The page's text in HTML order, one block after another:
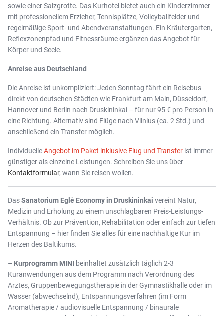
sowie einer Salzgrotte. Das Kurhotel bietet auch ein Kinderzimmer
mit professionellem Erzieher, Tennisplätze, Volleyballfelder und
regelmäßige Sport- und Abendveranstaltungen. Ein Kräutergarten,
Reflexzonenpfad und Fitnessräume ergänzen das Angebot für
Körper und Seele.
Anreise aus Deutschland
Die Anreise ist unkompliziert: Jeden Sonntag fährt ein Reisebus
direkt von deutschen Städten wie Frankfurt am Main, Düsseldorf,
Hannover und Berlin nach Druskininkai – für nur 95 € pro Person in
eine Richtung. Alternativ sind Flüge nach Vilnius (ca. 2 Std.) und
anschließend ein Transfer möglich.
IndividuelleAngebot im Paket inklusive Flug und Transfer ist immer
günstiger als einzelne Leistungen. Schreiben Sie uns über
Kontaktformular, wann Sie reisen wollen.
DasSanatorium Eglė Economy in Druskininkai vereint Natur,
Medizin und Erholung zu einem unschlagbaren Preis-Leistungs-
Verhältnis. Ob zur Prävention, Rehabilitation oder einfach zur tiefen
Entspannung – hier finden Sie alles für eine nachhaltige Kur im
Herzen des Baltikums.
– Kurprogramm MINI beinhaltet zusätzlich täglich 2-3
Kuranwendungen aus dem Programm nach Verordnung des
Arztes, Gruppenbewegungstherapie in der Gymnastikhalle oder im
Wasser (abwechselnd), Entspannungsverfahren (im Form
Aromatherapie / audiovisuelle Entspannung / binaurale